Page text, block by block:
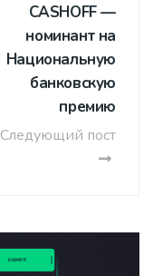
CASHOFF —
номинант на
Национальную
банковскую
премию
Следующий пост